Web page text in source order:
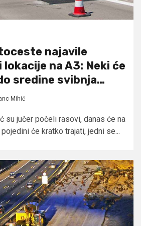
najavile
na A3: Neki će
sredine svibnja…
Mihić
su jučer počeli rasovi, danas će na
će kratko trajati, jedni se...